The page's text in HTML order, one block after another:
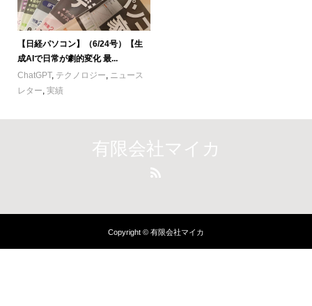
【日経パソコン】（6/24号）【生
成AIで日常が劇的変化 最...
ChatGPT, テクノロジー, ニュース
レター, 実績
有限会社マイカ
Copyright © 有限会社マイカ